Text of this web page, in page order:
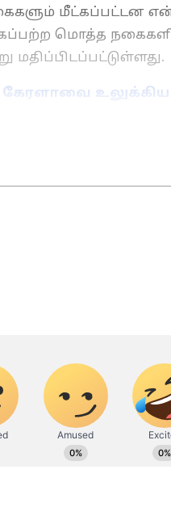
மீட்கப்பட்டன
மொத்த நகைகளின்
: கேரளாவை
நரேஷின் வீட்டில்